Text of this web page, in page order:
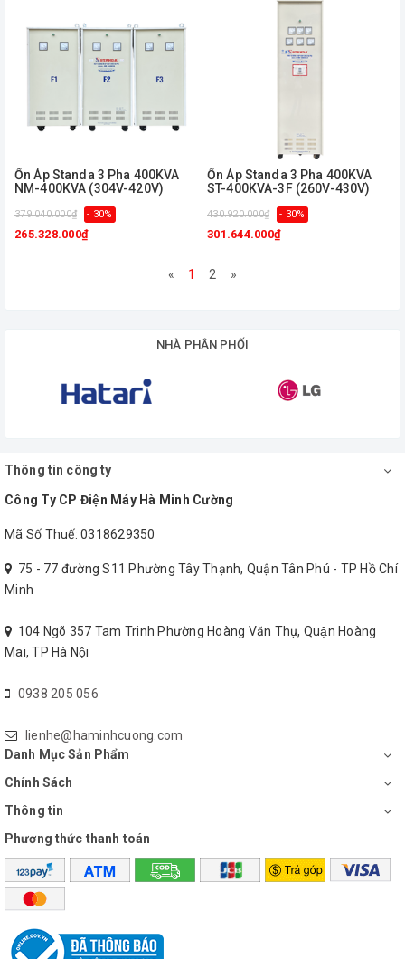
Ổn Áp Standa 3 Pha 400KVA
NM-400KVA (304V-420V)
379.040.000₫ - 30%
265.328.000₫
Ổn Áp Standa 3 Pha 400KVA
ST-400KVA-3F (260V-430V)
430.920.000₫ - 30%
301.644.000₫
« 1 2 »
NHÀ PHÂN PHỐI
Thông tin công ty
Công Ty CP Điện Máy Hà Minh Cường
Mã Số Thuế: 0318629350
75 - 77 đường S11 Phường Tây Thạnh, Quận Tân Phú - TP Hồ Chí
Minh
104 Ngõ 357 Tam Trinh Phường Hoàng Văn Thụ, Quận Hoàng
Mai, TP Hà Nội
0938 205 056
lienhe@haminhcuong.com
Danh Mục Sản Phẩm
Chính Sách
Thông tin
Phương thức thanh toán